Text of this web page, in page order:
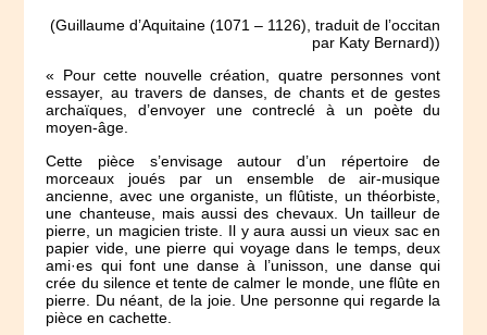
(Guillaume d’Aquitaine (1071 – 1126), traduit de l’occitan
par Katy Bernard))
« Pour cette nouvelle création, quatre personnes vont
essayer, au travers de danses, de chants et de gestes
archaïques, d’envoyer une contreclé à un poète du
moyen-âge.
Cette pièce s’envisage autour d’un répertoire de
morceaux joués par un ensemble de air-musique
ancienne, avec une organiste, un flûtiste, un théorbiste,
une chanteuse, mais aussi des chevaux. Un tailleur de
pierre, un magicien triste. Il y aura aussi un vieux sac en
papier vide, une pierre qui voyage dans le temps, deux
ami·es qui font une danse à l’unisson, une danse qui
crée du silence et tente de calmer le monde, une flûte en
pierre. Du néant, de la joie. Une personne qui regarde la
pièce en cachette.